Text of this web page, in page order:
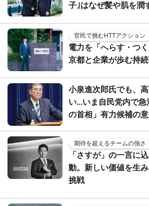
子｣はなぜ髪や肌を潤
官民で挑むHTTアクション
電力を「へらす・つ
京都と企業が歩む持
小泉進次郎氏でも、
い...いま自民党内で
の首相」有力候補の
期待を超えるチームの強さ
「さすが」の一言に
動。新しい価値を生
挑戦